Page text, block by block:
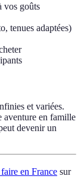
vos goûts
tenues adaptées)
et variées.
aventure en famille
devenir un
en France sur